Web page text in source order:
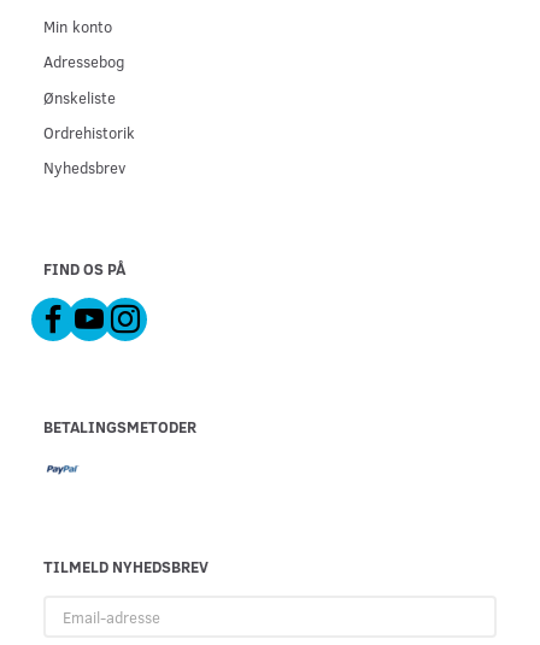
Min konto
Adressebog
Ønskeliste
Ordrehistorik
Nyhedsbrev
FIND OS PÅ
BETALINGSMETODER
TILMELD NYHEDSBREV
adresse